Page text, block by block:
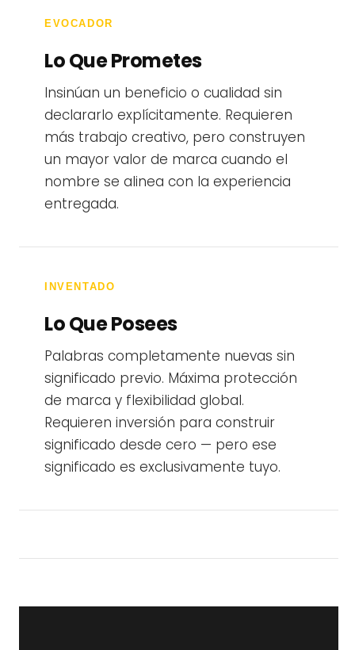
EVOCADOR
Lo Que Prometes
Insinúan un beneficio o cualidad sin
declararlo explícitamente. Requieren
más trabajo creativo, pero construyen
un mayor valor de marca cuando el
nombre se alinea con la experiencia
entregada.
INVENTADO
Lo Que Posees
Palabras completamente nuevas sin
significado previo. Máxima protección
de marca y flexibilidad global.
Requieren inversión para construir
significado desde cero — pero ese
significado es exclusivamente tuyo.